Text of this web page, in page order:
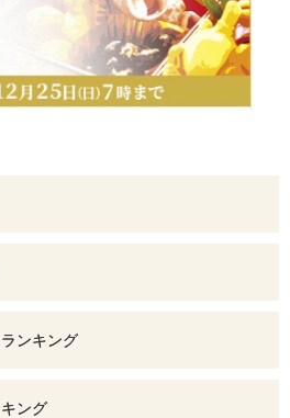
ンキング
ング